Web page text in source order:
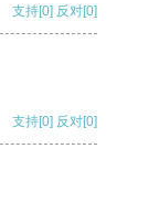
支持[0] 反对[0]
支持[0] 反对[0]